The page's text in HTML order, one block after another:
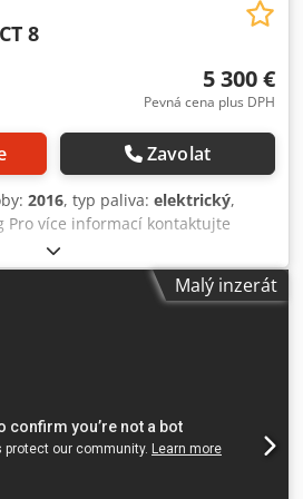
8
5 300 €
Pevná cena plus DPH
Zavolat
2016, typ paliva: elektrický,
Pro více informací kontaktujte
Chedezfnzdopfx Agnoa
Malý inzerát